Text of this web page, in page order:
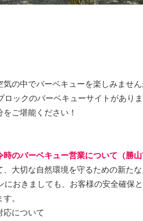
の中でバーベキューを楽しみません
ロックのバーベキューサイトがあり
ご堪能ください！
時のバーベキュー営業について（勝
大切な自然環境を守るための新た
におきましても、お客様の安全確保
。
応について